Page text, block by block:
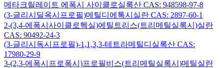
메타크릴레이트 에폭시 사이클로실록산 CAS: 948598-97-8
(3-글리시딜옥시프로필)메틸디에톡시실란 CAS: 2897-60-1
2-(3,4-에폭시사이클로헥실)에틸트리스(트리메틸실록시)실란
CAS: 90492-24-3
(3-글리시독시프로필)-1,1,3,3-테트라메틸디실록산 CAS:
17980-29-9
3-(2,3-에폭시프로폭시)프로필비스(트리메틸실록시)메틸실란